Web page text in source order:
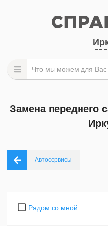
Замена переднего
Автосервисы
Рядом со мной